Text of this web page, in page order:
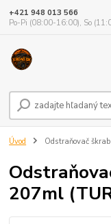
+421 948 013 566
Po-Pi (08:00-16:00), So
Úvod Odstraňovač
207ml